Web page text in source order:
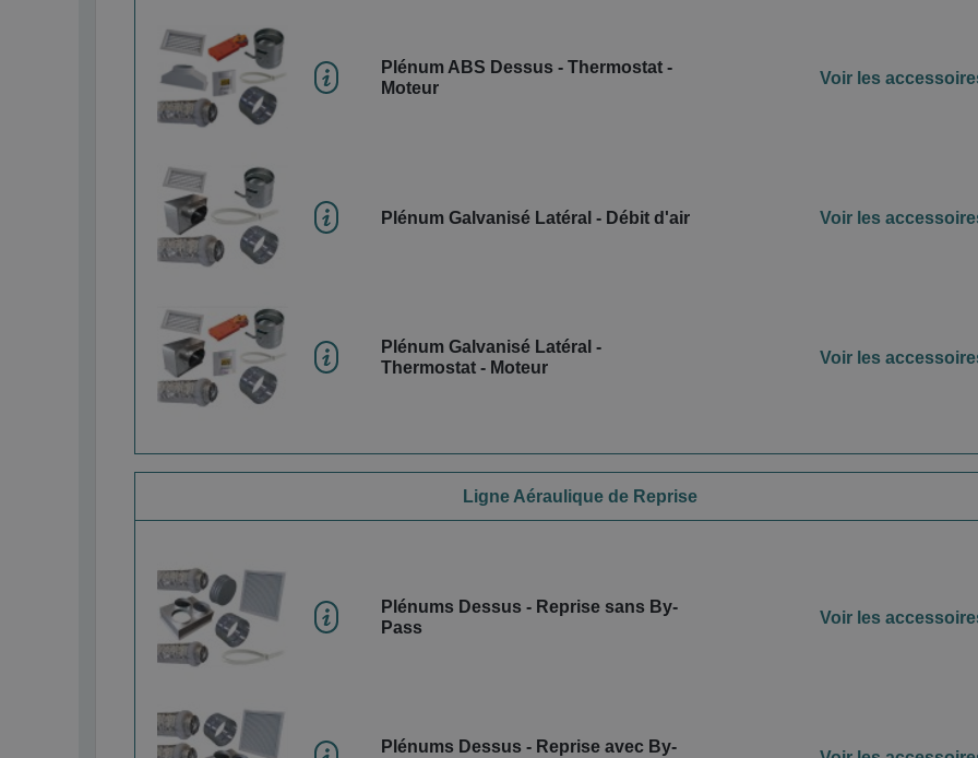
Plénum ABS Dessus - Thermostat -
Moteur
Voir les
Plénum Galvanisé Latéral - Débit d'air Voir les
Plénum Galvanisé Latéral -
Thermostat - Moteur
Voir les
Ligne Aéraulique de Reprise
Plénums Dessus - Reprise sans By-
Pass
Voir les
Plénums Dessus - Reprise avec By-